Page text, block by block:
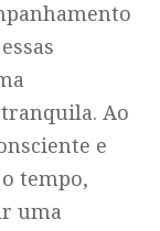
Ao
e
tempo,
uma